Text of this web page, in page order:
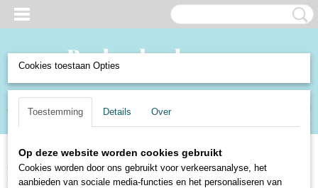
Inloggen Registreren
(0)
Home>Boeken en Strips> Boeken>Schoolboekjes>Zal ik je eens wat
vertellen - G. de Visser
Cookies toestaan Opties
Toestemming Details Over
Op deze website worden cookies gebruikt
Cookies worden door ons gebruikt voor verkeersanalyse, het
aanbieden van sociale media-functies en het personaliseren van